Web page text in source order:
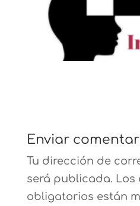
Enviar
Tu dirección de
será publicada. Los
obligatorios están